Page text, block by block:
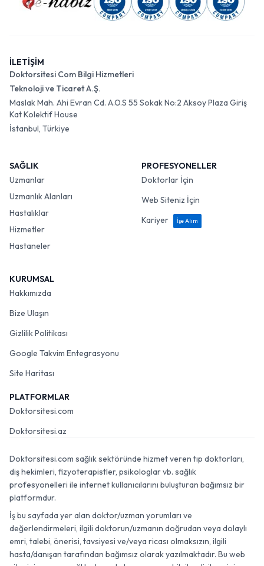
İLETİŞİM
Doktorsitesi Com Bilgi Hizmetleri
Teknoloji ve Ticaret A.Ş.
Maslak Mah. Ahi Evran Cd. A.O.S 55 Sokak No:2 Aksoy Plaza Giriş
Kat Kolektif House
İstanbul, Türkiye
SAĞLIK
Uzmanlar
Uzmanlık Alanları
Hastalıklar
Hizmetler
Hastaneler
PROFESYONELLER
Doktorlar İçin
Web Siteniz İçin
Kariyer
İşe Alım
KURUMSAL
Hakkımızda
Bize Ulaşın
Gizlilik Politikası
Google Takvim Entegrasyonu
Site Haritası
PLATFORMLAR
Doktorsitesi.com
Doktorsitesi.az
Doktorsitesi.com sağlık sektöründe hizmet veren tıp doktorları,
diş hekimleri, fizyoterapistler, psikologlar vb. sağlık
profesyonelleri ile internet kullanıcılarını buluşturan bağımsız bir
platformdur.
İş bu sayfada yer alan doktor/uzman yorumları ve
değerlendirmeleri, ilgili doktorun/uzmanın doğrudan veya dolaylı
emri, talebi, önerisi, tavsiyesi ve/veya ricası olmaksızın, ilgili
hasta/danışan tarafından bağımsız olarak yazılmaktadır. Bu web